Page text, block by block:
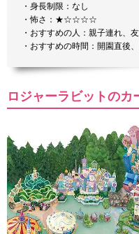
・身長制限：なし
・怖さ：★☆☆☆☆
・おすすめの人：親子連れ、
・おすすめの時間：開園直後
ロジャーラビットの